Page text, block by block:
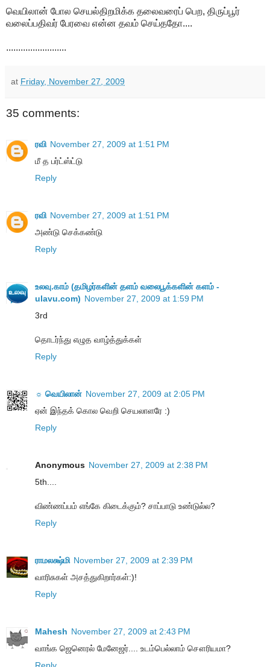
வெயிலான் போல செயல்திறமிக்க தலைவரைப் பெற, திருப்பூர்
வலைப்பதிவர் பேரவை என்ன தவம் செய்ததோ....
.........................
at Friday, November 27, 2009
35 comments:
ரவி November 27, 2009 at 1:51 PM
மீ த பர்ட்ஸ்ட்டு
Reply
ரவி November 27, 2009 at 1:51 PM
அண்டு செக்கண்டு
Reply
உலவு.காம் (தமிழர்களின் தளம் வலைபூக்களின் களம் -
ulavu.com) November 27, 2009 at 1:59 PM
3rd
தொடர்ந்து எழுத வாழ்த்துக்கள்
Reply
☼ வெயிலான் November 27, 2009 at 2:05 PM
ஏன் இந்தக் கொல வெறி செயலாளரே :)
Reply
Anonymous November 27, 2009 at 2:38 PM
5th....
விண்ணப்பம் எங்கே கிடைக்கும்? சாப்பாடு உண்டுல்ல?
Reply
ராமலக்ஷ்மி November 27, 2009 at 2:39 PM
வாரிசுகள் அசத்துகிறார்கள்:)!
Reply
Mahesh November 27, 2009 at 2:43 PM
வாங்க ஜெனெரல் மேனேஜர்.... உடம்பெல்லாம் சௌரியமா?